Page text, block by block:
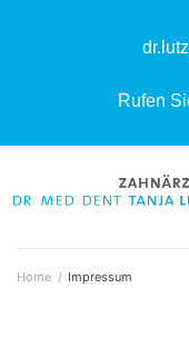
Rufen
Home / Impressum